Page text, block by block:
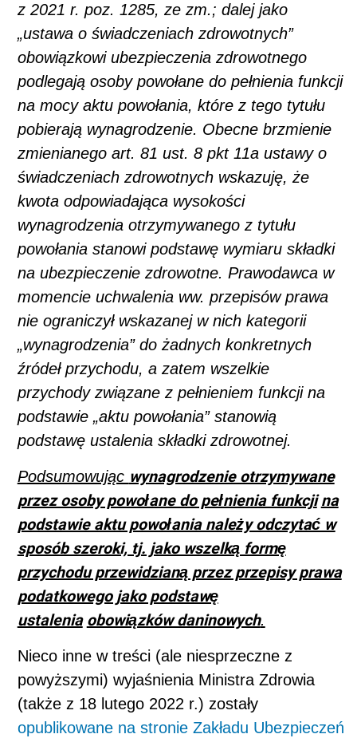
z 2021 r. poz. 1285, ze zm.; dalej jako
„ustawa o świadczeniach zdrowotnych”
obowiązkowi ubezpieczenia zdrowotnego
podlegają osoby powołane do pełnienia funkcji
na mocy aktu powołania, które z tego tytułu
pobierają wynagrodzenie. Obecne brzmienie
zmienianego art. 81 ust. 8 pkt 11a ustawy o
świadczeniach zdrowotnych wskazuję, że
kwota odpowiadająca wysokości
wynagrodzenia otrzymywanego z tytułu
powołania stanowi podstawę wymiaru składki
na ubezpieczenie zdrowotne. Prawodawca w
momencie uchwalenia ww. przepisów prawa
nie ograniczył wskazanej w nich kategorii
„wynagrodzenia” do żadnych konkretnych
źródeł przychodu, a zatem wszelkie
przychody związane z pełnieniem funkcji na
podstawie „aktu powołania” stanowią
podstawę ustalenia składki zdrowotnej.
Podsumowując wynagrodzenie otrzymywane
przez osoby powołane do pełnienia funkcji na
podstawie aktu powołania należy odczytać w
sposób szeroki, tj. jako wszelką formę
przychodu przewidzianą przez przepisy prawa
podatkowego jako podstawę
ustalenia obowiązków daninowych.
Nieco inne w treści (ale niesprzeczne z
powyższymi) wyjaśnienia Ministra Zdrowia
(także z 18 lutego 2022 r.) zostały
opublikowane na stronie Zakładu Ubezpieczeń